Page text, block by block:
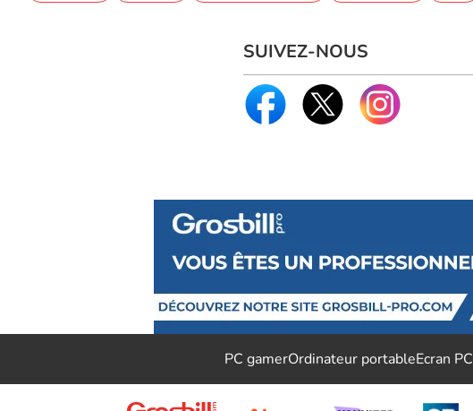
SUIVEZ-NOUS
PC gamerOrdinateur portableEcran PC